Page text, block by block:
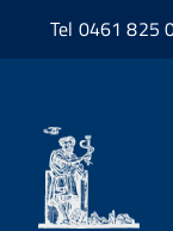
Tel 0461 825